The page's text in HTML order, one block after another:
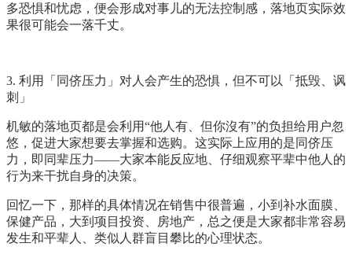
多恐惧和忧虑，便会形成对事儿的无法控制感，落地页实际效
果很可能会一落千丈。
3. 利用「同侪压力」对人会产生的恐惧，但不可以「抵毁、讽
刺」
机敏的落地页都是会利用“他人有、但你沒有”的负担给用户忽
悠，促进大家想要去掌握和选购。这实际上应用的是同侪压
力，即同辈压力——大家本能反应地、仔细观察平辈中他人的
行为来干扰自身的决策。
回忆一下，那样的具体情况在销售中很普遍，小到补水面膜、
保健产品，大到项目投资、房地产，总之便是大家都非常容易
发生和平辈人、类似人群盲目攀比的心理状态。